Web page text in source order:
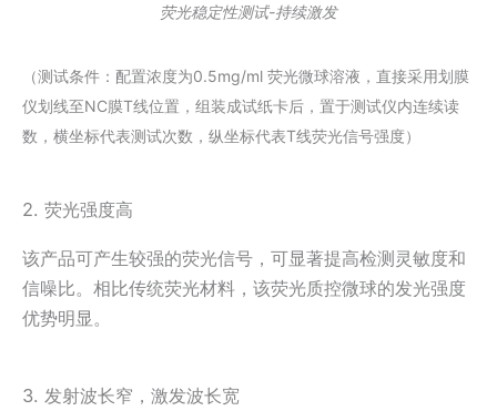
荧光稳定性测试-持续激发
（测试条件：配置浓度为0.5mg/ml 荧光微球溶液，直接采用划膜
仪划线至NC膜T线位置，组装成试纸卡后，置于测试仪内连续读
数，横坐标代表测试次数，纵坐标代表T线荧光信号强度）
2. 荧光强度高
该产品可产生较强的荧光信号，可显著提高检测灵敏度和
信噪比。相比传统荧光材料，该荧光质控微球的发光强度
优势明显。
3. 发射波长窄，激发波长宽